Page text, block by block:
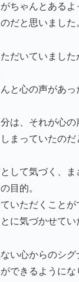
ちゃんとあるよ
だと思いました
だいていました
と心の声があっ
は、それが心の
まっていたのだ
して気づく、ま
目的。
いただくことが
に気づかせてい
い心からのシグ
できるようにな